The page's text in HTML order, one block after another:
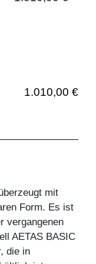
1.010,00 €
mit
Form. Es ist
vergangenen
AETAS BASIC
die in